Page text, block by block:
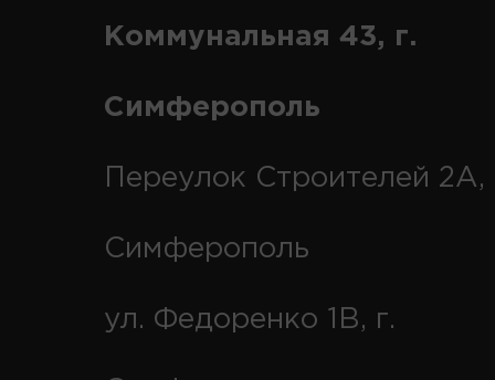
Коммунальная 43, г.
Симферополь
Переулок Строителей 2А,
Симферополь
ул. Федоренко 1В, г.